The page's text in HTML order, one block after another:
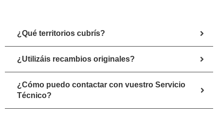
¿Qué territorios cubrís?
¿Utilizáis recambios originales?
¿Cómo puedo contactar con vuestro Servicio
Técnico?